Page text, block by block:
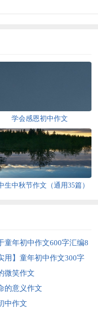
学会感恩初中作文
生中秋节作文（通用35篇）
童年初中作文600字汇编8
用】童年初中作文300字
篇
微笑作文
的意义作文
中作文